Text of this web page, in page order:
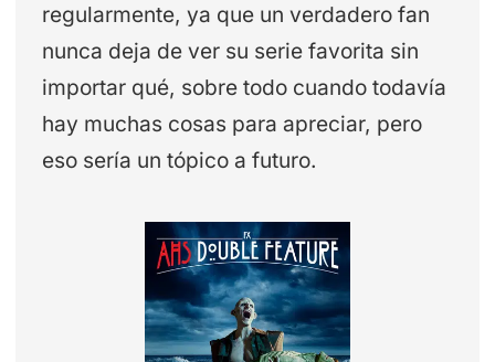
regularmente, ya que un verdadero fan
nunca deja de ver su serie favorita sin
importar qué, sobre todo cuando todavía
hay muchas cosas para apreciar, pero
eso sería un tópico a futuro.